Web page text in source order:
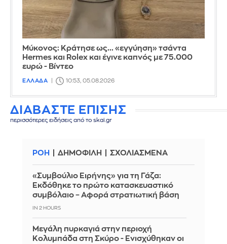
Μύκονος: Κράτησε ως... «εγγύηση» τσάντα
Hermes και Rolex και έγινε καπνός με 75.000
ευρώ - Βίντεο
ΕΛΛΑΔΑ 10:53, 05.08.2026
ΔΙΑΒΑΣΤΕ ΕΠΙΣΗΣ
περισσότερες ειδήσεις από το skai.gr
ΡΟΗ ΔΗΜΟΦΙΛΗ ΣΧΟΛΙΑΣΜΕΝΑ
«Συμβούλιο Ειρήνης» για τη Γάζα:
Εκδόθηκε το πρώτο κατασκευαστικό
συμβόλαιο – Αφορά στρατιωτική βάση
IN 2 HOURS
Μεγάλη πυρκαγιά στην περιοχή
Κολυμπάδα στη Σκύρο - Ενισχύθηκαν οι